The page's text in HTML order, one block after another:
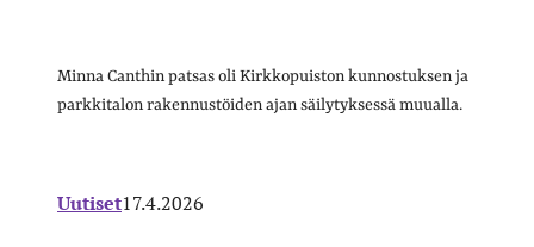
Minna Canthin patsas oli Kirkkopuiston kunnostuksen ja
parkkitalon rakennustöiden ajan säilytyksessä muualla.
Uutiset17.4.2026